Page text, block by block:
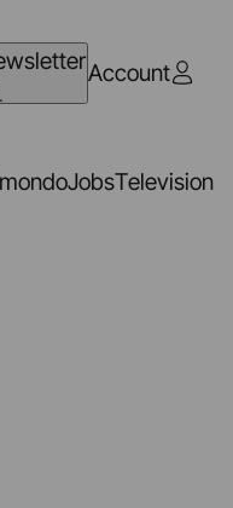
Account
JobsTelevision